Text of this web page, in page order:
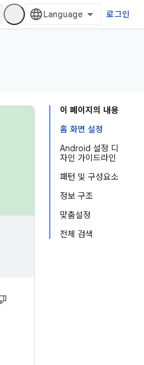
로그인
이 페이지의 내용
홈 화면 설정
Android 설정 디
자인 가이드라인
패턴 및 구성요소
정보 구조
맞춤설정
전체 검색